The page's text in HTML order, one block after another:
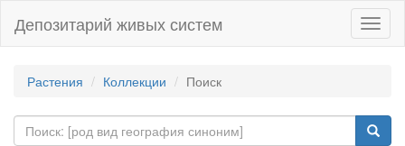
Депозитарий живых систем
Растения Коллекции Поиск